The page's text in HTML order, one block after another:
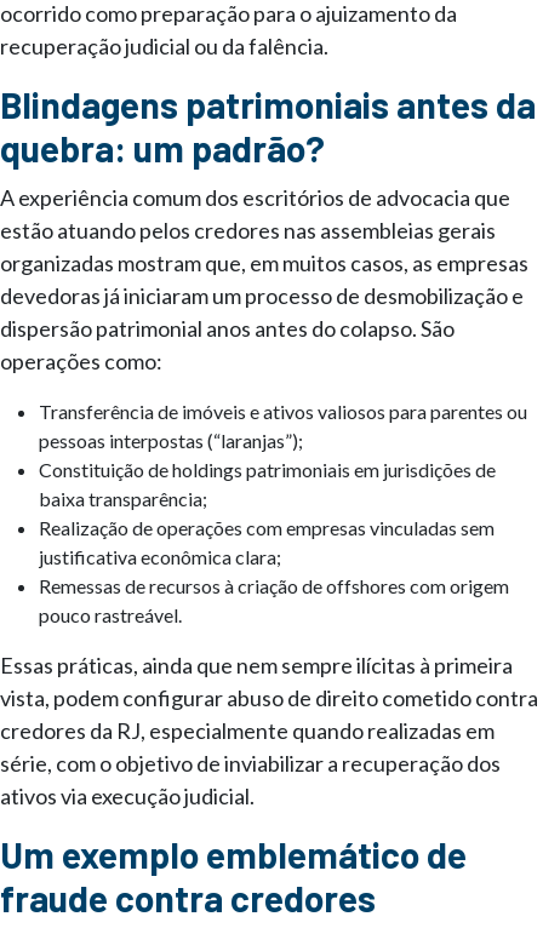
ocorrido como preparação para o ajuizamento da
recuperação judicial ou da falência.
Blindagens patrimoniais antes da
quebra: um padrão?
A experiência comum dos escritórios de advocacia que
estão atuando pelos credores nas assembleias gerais
organizadas mostram que, em muitos casos, as empresas
devedoras já iniciaram um processo de desmobilização e
dispersão patrimonial anos antes do colapso. São
operações como:
Transferência de imóveis e ativos valiosos para parentes ou
pessoas interpostas (“laranjas”);
Constituição de holdings patrimoniais em jurisdições de
baixa transparência;
Realização de operações com empresas vinculadas sem
justificativa econômica clara;
Remessas de recursos à criação de offshores com origem
pouco rastreável.
Essas práticas, ainda que nem sempre ilícitas à primeira
vista, podem configurar abuso de direito cometido contra
credores da RJ, especialmente quando realizadas em
série, com o objetivo de inviabilizar a recuperação dos
ativos via execução judicial.
Um exemplo emblemático de
fraude contra credores